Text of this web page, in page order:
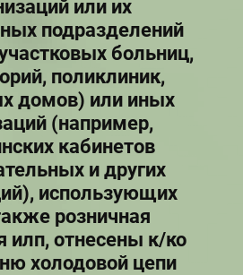
или их
подразделений
больниц,
поликлиник,
домов) или иных
(например,
кабинетов
и других
использующих
розничная
илп, отнесены к/ко
холодовой цепи